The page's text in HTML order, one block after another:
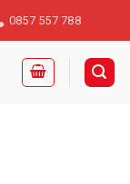
0857 557 788